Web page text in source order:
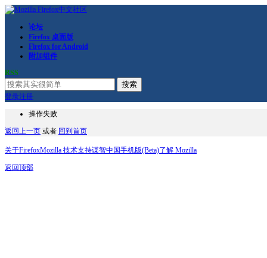
论坛
Firefox 桌面版
Firefox for Android
附加组件
RSS
搜索
登录注册
操作失败
返回上一页 或者 回到首页
关于FirefoxMozilla 技术支持谋智中国手机版(Beta)了解 Mozilla
返回顶部